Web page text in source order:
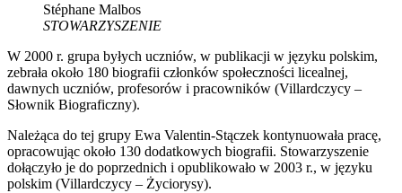
Stéphane Malbos
STOWARZYSZENIE
W 2000 r. grupa byłych uczniów, w publikacji w języku polskim,
zebrała około 180 biografii członków społeczności licealnej,
dawnych uczniów, profesorów i pracowników (Villardczycy –
Słownik Biograficzny).
Należąca do tej grupy Ewa Valentin-Stączek kontynuowała pracę,
opracowując około 130 dodatkowych biografii. Stowarzyszenie
dołączyło je do poprzednich i opublikowało w 2003 r., w języku
polskim (Villardczycy – Życiorysy).